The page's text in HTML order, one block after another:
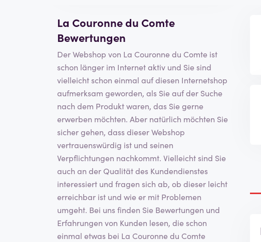
La Couronne du Comte
Bewertungen
Der Webshop von La Couronne du Comte ist
schon länger im Internet aktiv und Sie sind
vielleicht schon einmal auf diesen Internetshop
aufmerksam geworden, als Sie auf der Suche
nach dem Produkt waren, das Sie gerne
erwerben möchten. Aber natürlich möchten Sie
sicher gehen, dass dieser Webshop
vertrauenswürdig ist und seinen
Verpflichtungen nachkommt. Vielleicht sind Sie
auch an der Qualität des Kundendienstes
interessiert und fragen sich ab, ob dieser leicht
erreichbar ist und wie er mit Problemen
umgeht. Bei uns finden Sie Bewertungen und
Erfahrungen von Kunden lesen, die schon
einmal etwas bei La Couronne du Comte